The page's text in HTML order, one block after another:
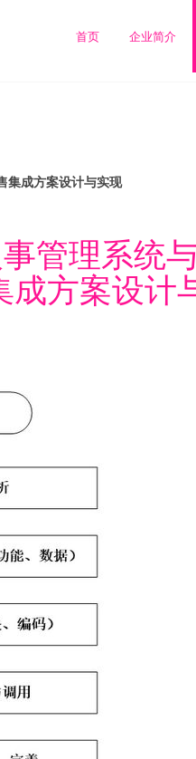
首页 企业简介
集成方案设计与实现
管理系统
成方案设计